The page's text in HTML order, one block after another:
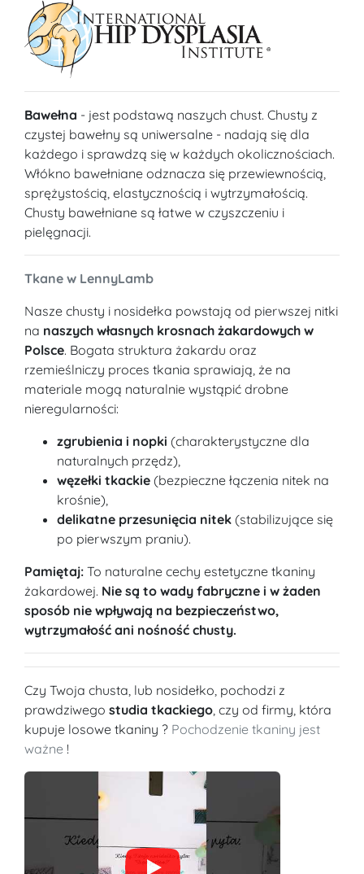
Bawełna - jest podstawą naszych chust. Chusty z
czystej bawełny są uniwersalne - nadają się dla
każdego i sprawdzą się w każdych okolicznościach.
Włókno bawełniane odznacza się przewiewnością,
sprężystością, elastycznością i wytrzymałością.
Chusty bawełniane są łatwe w czyszczeniu i
pielęgnacji.
Tkane w LennyLamb
Nasze chusty i nosidełka powstają od pierwszej nitki
na naszych własnych krosnach żakardowych w
Polsce. Bogata struktura żakardu oraz
rzemieślniczy proces tkania sprawiają, że na
materiale mogą naturalnie wystąpić drobne
nieregularności:
zgrubienia i nopki (charakterystyczne dla
naturalnych przędz),
węzełki tkackie (bezpieczne łączenia nitek na
krośnie),
delikatne przesunięcia nitek (stabilizujące się
po pierwszym praniu).
Pamiętaj: To naturalne cechy estetyczne tkaniny
żakardowej. Nie są to wady fabryczne i w żaden
sposób nie wpływają na bezpieczeństwo,
wytrzymałość ani nośność chusty.
Czy Twoja chusta, lub nosidełko, pochodzi z
prawdziwego studia tkackiego, czy od firmy, która
kupuje losowe tkaniny ? Pochodzenie tkaniny jest
ważne !